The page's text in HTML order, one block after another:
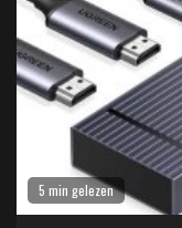
5 min gelezen